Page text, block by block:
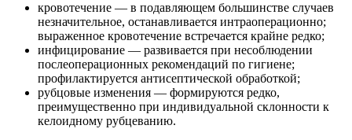
кровотечение — в подавляющем большинстве случаев
незначительное, останавливается интраоперационно;
выраженное кровотечение встречается крайне редко;
инфицирование — развивается при несоблюдении
послеоперационных рекомендаций по гигиене;
профилактируется антисептической обработкой;
рубцовые изменения — формируются редко,
преимущественно при индивидуальной склонности к
келоидному рубцеванию.